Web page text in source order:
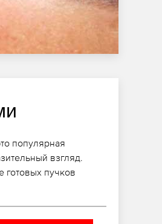
популярная
взгляд.
готовых пучков